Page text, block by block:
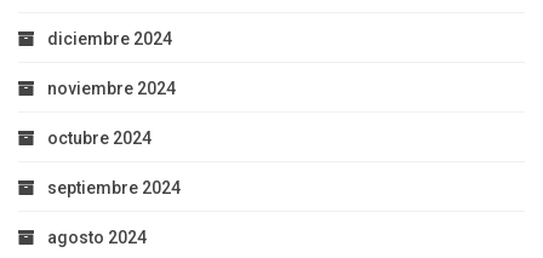
diciembre 2024
noviembre 2024
octubre 2024
septiembre 2024
agosto 2024